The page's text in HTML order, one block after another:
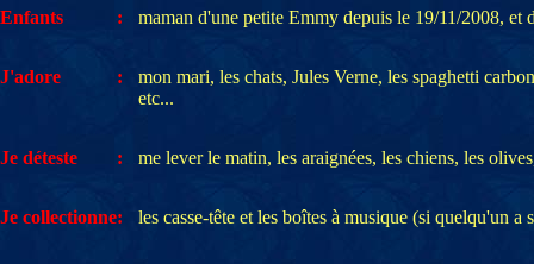
Enfants : maman d'une petite Emmy depuis le 19/11/2008,
J'adore :
mon mari, les chats, Jules Verne, les spaghetti
etc...
Je déteste : me lever le matin, les araignées, les chiens, les
Je collectionne: les casse-tête et les boîtes à musique (si quelqu'un